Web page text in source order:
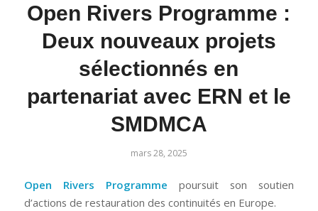
Open Rivers Programme :
Deux nouveaux projets
sélectionnés en
partenariat avec ERN et le
SMDMCA
mars 28, 2025
Open Rivers Programme poursuit son soutien
d’actions de restauration des continuités en Europe.